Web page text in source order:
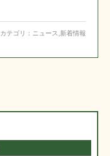
カテゴリ： ニュース 新着情報